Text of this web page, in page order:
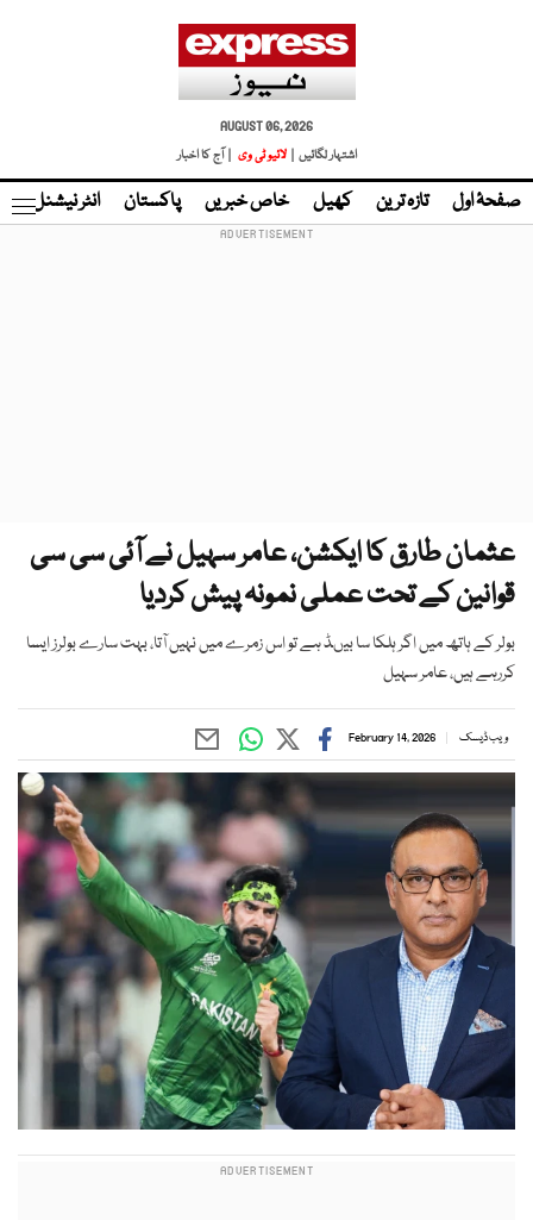
AUGUST 06, 2026
اشتہار لگائیں |
لائیو ٹی وی | آج کا اخبار
صفحۂ اول تازہ ترین کھیل خاص خبریں پاکستان انٹر نیشنل
عثمان طارق کا ایکشن، عامر سہیل نے آئی سی سی
قوانین کے تحت عملی نمونہ پیش کردیا
بولر کے ہاتھ میں اگر ہلکا سا بیںڈ ہے تو اس زمرے میں نہیں آتا، بہت سارے بولرز ایسا
کررہے ہیں، عامر سہیل
ویب ڈیسک February 14, 2026